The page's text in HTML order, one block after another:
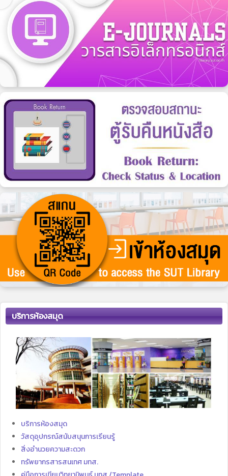
บริการห้องสมุด
บริการห้องสมุด
วัสดุอุปกรณ์สนับสนุนการเรียนรู้
สิ่งอำนวยความสะดวก
ทรัพยากรสารสนเทศ มทส.